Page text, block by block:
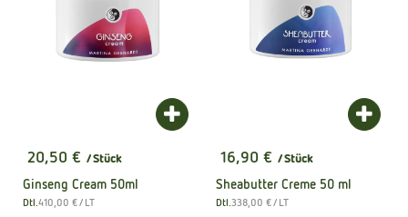
, Preis:
20,50 € / Stück
Ginseng Cream 50ml
, Herkunft:
Dtl., Referenzpreis:
410,00 €/ LT
Produkt zum Warenkorb hinzufügen
, Preis:
16,90 € / Stück
Sheabutter Creme 50 ml
, Herkunft:
Dtl., Referenzpreis:
338,00 €/ LT